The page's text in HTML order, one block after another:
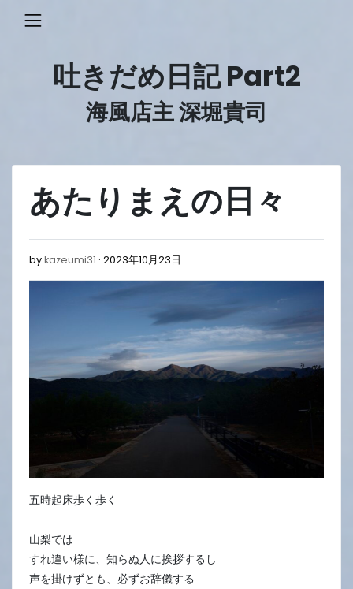
吐きだめ日記 Part2
海風店主 深堀貴司
あたりまえの日々
bykazeumi31 2023年10月23日
23
日
五時起床歩く歩く
山梨では
すれ違い様に、知らぬ人に挨拶するし
声を掛けずとも、必ずお辞儀する